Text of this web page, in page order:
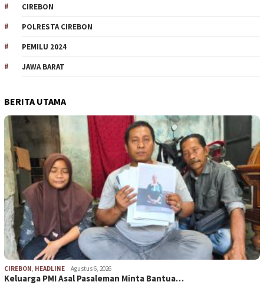
CIREBON
POLRESTA CIREBON
PEMILU 2024
JAWA BARAT
BERITA UTAMA
CIREBON, HEADLINE Agustus 6, 2026
Keluarga PMI Asal Pasaleman Minta Bantua…